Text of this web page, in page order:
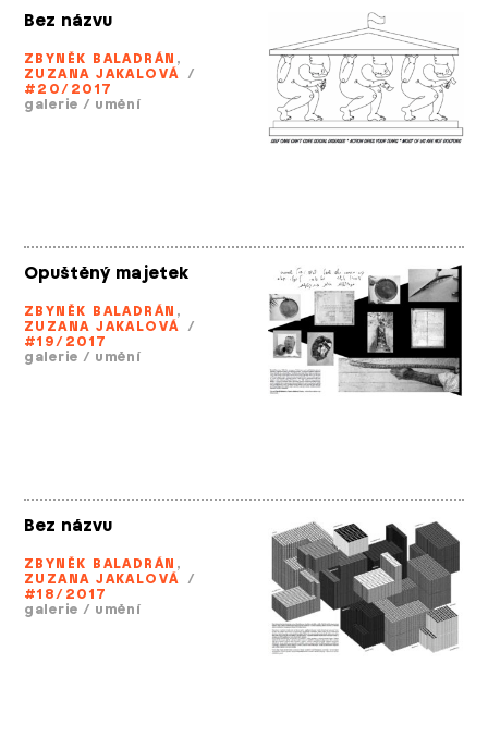
Bez názvu
ZBYNĚK BALADRÁN ,
ZUZANA JAKALOVÁ /
#20/2017
galerie / umění
Opuštěný majetek
ZBYNĚK BALADRÁN ,
ZUZANA JAKALOVÁ /
#19/2017
galerie / umění
Bez názvu
ZBYNĚK BALADRÁN ,
ZUZANA JAKALOVÁ /
#18/2017
galerie / umění